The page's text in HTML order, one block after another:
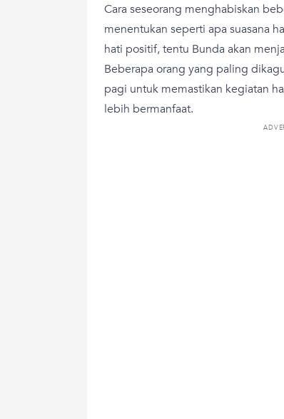
Cara seseorang menghabiskan
menentukan seperti apa suasana
hati positif, tentu Bunda akan
Beberapa orang yang paling
pagi untuk memastikan kegiatan
lebih bermanfaat.